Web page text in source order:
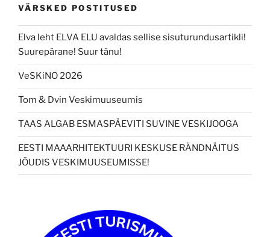
VÄRSKED POSTITUSED
Elva leht ELVA ELU avaldas sellise sisuturundusartikli!
Suurepärane! Suur tänu!
VeSKiNO 2026
Tom & Dvin Veskimuuseumis
TAAS ALGAB ESMASPÄEVITI SUVINE VESKIJOOGA
EESTI MAAARHITEKTUURI KESKUSE RÄNDNÄITUS
JÕUDIS VESKIMUUSEUMISSE!